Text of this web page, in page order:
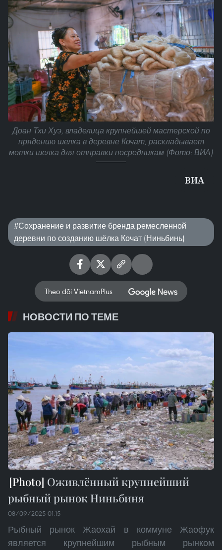
Доан Тхи Хуэ, владелица крупнейшей мастерской по
прядению шелка в деревне Кочат, раскладывает
мотки шелка для отправки посредникам (Фото: ВИА)
ВИA
#Сохранение и развитие бренда ремесленной
деревни по созданию шёлка Кочат (Ниньбинь)
Theo dõi VietnamPlus
НОВОСТИ ПО ТЕМЕ
Оживлённый крупнейший
рыбный рынок Ниньбиня
08/09/2025 01:15
Рыбный рынок Жаохай в коммуне Жаофук
является крупнейшим рыбным рынком